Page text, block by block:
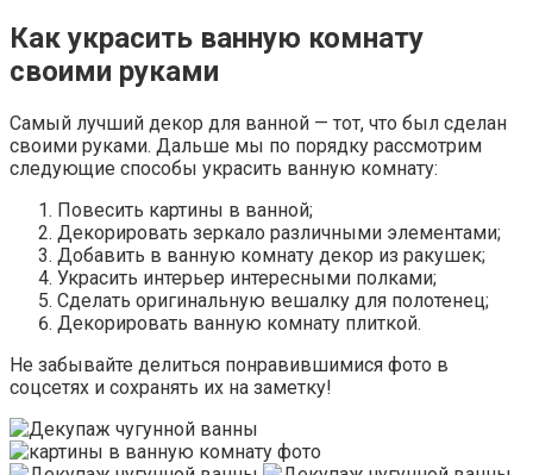
Как украсить ванную комнату
своими руками
Самый лучший декор для ванной — тот, что был сделан
своими руками. Дальше мы по порядку рассмотрим
следующие способы украсить ванную комнату:
Повесить картины в ванной;
Декорировать зеркало различными элементами;
Добавить в ванную комнату декор из ракушек;
Украсить интерьер интересными полками;
Сделать оригинальную вешалку для полотенец;
Декорировать ванную комнату плиткой.
Не забывайте делиться понравившимися фото в
соцсетях и сохранять их на заметку!